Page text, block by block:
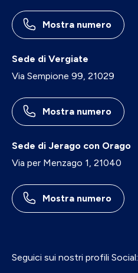
Mostra numero
Sede di Vergiate
Via Sempione 99, 21029
Mostra numero
Sede di Jerago con Orago
Via per Menzago 1, 21040
Mostra numero
Seguici sui nostri profili Social: